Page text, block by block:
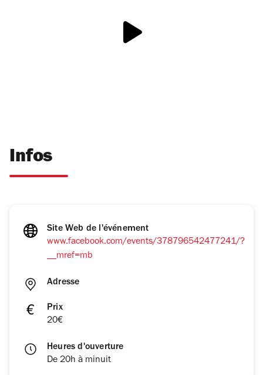
Infos
Site Web de l'événement
www.facebook.com/events/378796542477241/?
__mref=mb
Adresse
Prix
20€
Heures d'ouverture
De 20h à minuit